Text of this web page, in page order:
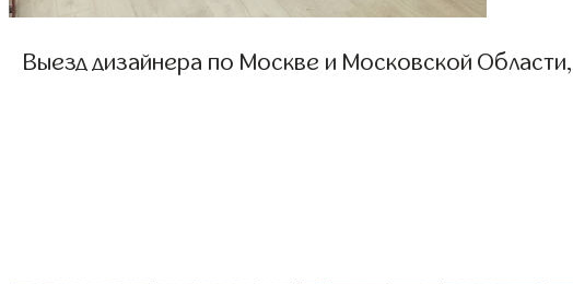
Выезд дизайнера по Москве и Московской